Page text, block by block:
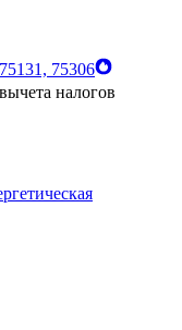
75306
налогов